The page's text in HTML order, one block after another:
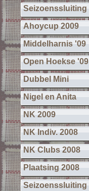
Seizoenssluiting
Ahoycup 2009
Middelharnis '09
Open Hoekse '09
Dubbel Mini
Nigel en Anita
NK 2009
NK Indiv. 2008
NK Clubs 2008
Plaatsing 2008
Seizoenssluiting